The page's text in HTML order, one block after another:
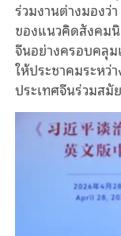
ร่วมงานต่างมอง
ของแนวคิดสังคม
จีนอย่างครอบคลุ
ให้ประชาคมระหว่
ประเทศจีนร่วมสมั